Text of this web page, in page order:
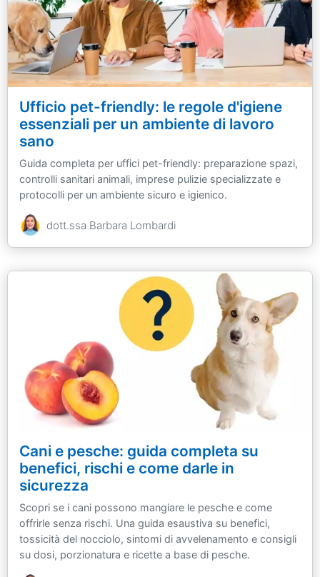
Ufficio pet-friendly: le regole d'igiene
essenziali per un ambiente di lavoro
sano
Guida completa per uffici pet-friendly: preparazione spazi,
controlli sanitari animali, imprese pulizie specializzate e
protocolli per un ambiente sicuro e igienico.
dott.ssa Barbara Lombardi
Cani e pesche: guida completa su
benefici, rischi e come darle in
sicurezza
Scopri se i cani possono mangiare le pesche e come
offrirle senza rischi. Una guida esaustiva su benefici,
tossicità del nocciolo, sintomi di avvelenamento e consigli
su dosi, porzionatura e ricette a base di pesche.